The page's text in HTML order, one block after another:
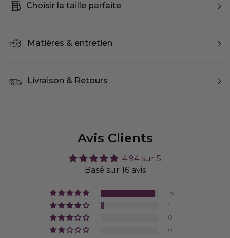
Choisir la taille parfaite
Matières & entretien
Livraison & Retours
Avis Clients
4.94 sur 5
Basé sur 16 avis
15
1
0
0